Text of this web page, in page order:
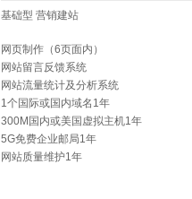
基础型 营销建站
网页制作（6页面内）
网站留言反馈系统
网站流量统计及分析系统
1个国际或国内域名1年
300M国内或美国虚拟主机1年
5G免费企业邮局1年
网站质量维护1年